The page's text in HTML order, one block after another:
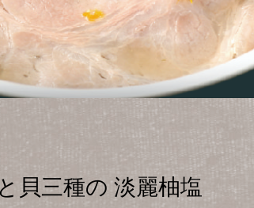
貝三種の 淡麗柚塩